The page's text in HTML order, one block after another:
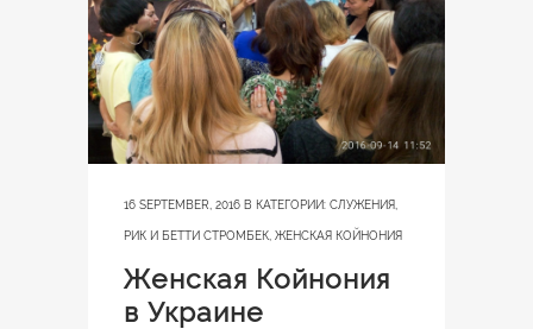
16 SEPTEMBER, 2016 В КАТЕГОРИИ: СЛУЖЕНИЯ
РИК И БЕТТИ СТРОМБЕК ЖЕНСКАЯ КОЙНОНИЯ
Женская Койнония
в Украине